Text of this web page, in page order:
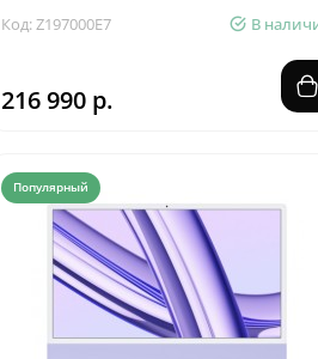
Код: Z197000E7 В
216 990 р.
Популярный